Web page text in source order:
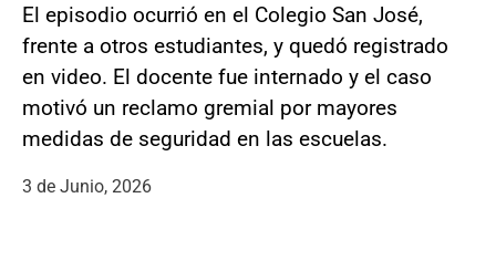
El episodio ocurrió en el Colegio San José,
frente a otros estudiantes, y quedó registrado
en video. El docente fue internado y el caso
motivó un reclamo gremial por mayores
medidas de seguridad en las escuelas.
3 de Junio, 2026